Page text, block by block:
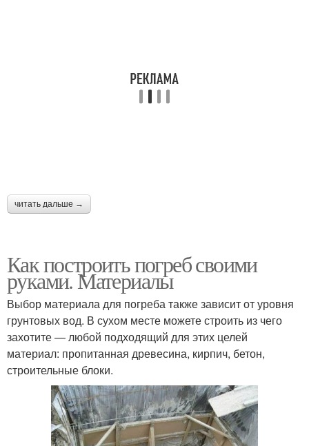
читать дальше →
Как построить погреб своими
руками. Материалы
Выбор материала для погреба также зависит от уровня
грунтовых вод. В сухом месте можете строить из чего
захотите — любой подходящий для этих целей
материал: пропитанная древесина, кирпич, бетон,
строительные блоки.